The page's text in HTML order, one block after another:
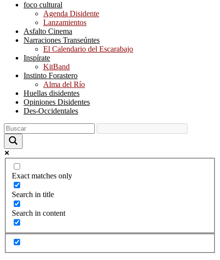
foco cultural
Agenda Disidente
Lanzamientos
Asfalto Cinema
Narraciones Transeúntes
El Calendario del Escarabajo
Inspírate
KitBand
Instinto Forastero
Alma del Río
Huellas disidentes
Opiniones Disidentes
Des-Occidentales
Exact matches only
Search in title
Search in content